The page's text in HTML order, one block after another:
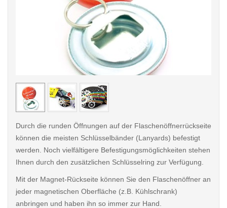
< /picture>
Durch die runden Öffnungen auf der Flaschenöffnerrückseite
können die meisten Schlüsselbänder (Lanyards) befestigt
werden. Noch vielfältigere Befestigungsmöglichkeiten stehen
Ihnen durch den zusätzlichen Schlüsselring zur Verfügung.
Mit der Magnet-Rückseite können Sie den Flaschenöffner an
jeder magnetischen Oberfläche (z.B. Kühlschrank)
anbringen und haben ihn so immer zur Hand.